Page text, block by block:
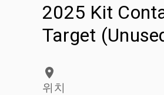
2025 Kit
Target
위치